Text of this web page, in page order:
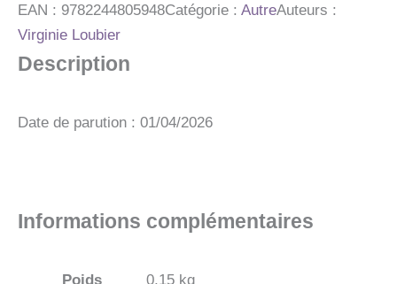
JARD
EAN : 9782244805948Catégorie : AutreAuteurs :
Virginie Loubier
Description
Date de parution : 01/04/2026
Informations complémentaires
Poids 0,15 kg